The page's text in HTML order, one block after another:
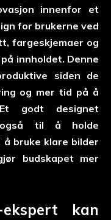
innenfor et
for brukerne ved
fargeskjemaer og
innholdet. Denne
siden de
og mer tid på å
godt designet
også til å holde
å bruke klare bilder
budskapet mer
kan